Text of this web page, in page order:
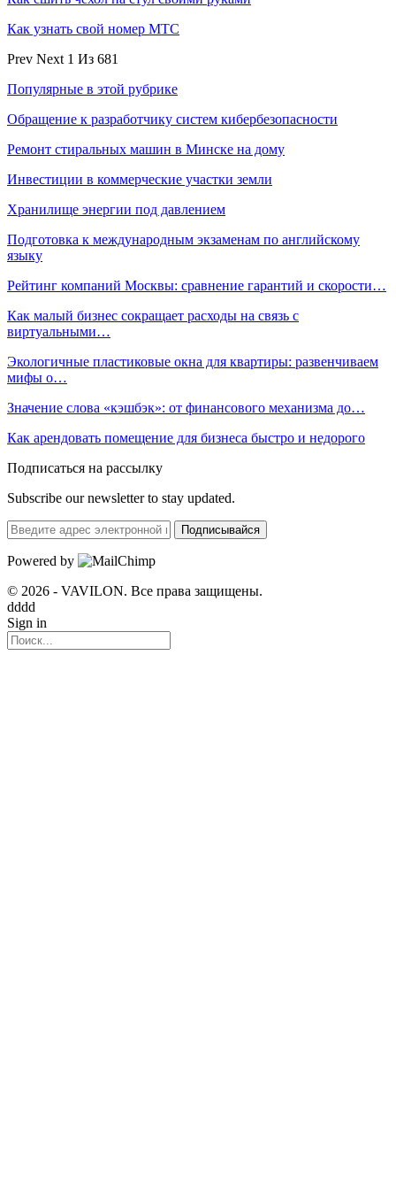
Как узнать свой номер МТС
Prev Next 1 Из 681
Популярные в этой рубрике
Обращение к разработчику систем кибербезопасности
Ремонт стиральных машин в Минске на дому
Инвестиции в коммерческие участки земли
Хранилище энергии под давлением
Подготовка к международным экзаменам по английскому
языку
Рейтинг компаний Москвы: сравнение гарантий и скорости…
Как малый бизнес сокращает расходы на связь с
виртуальными…
Экологичные пластиковые окна для квартиры: развенчиваем
мифы о…
Значение слова «кэшбэк»: от финансового механизма до…
Как арендовать помещение для бизнеса быстро и недорого
Подписаться на рассылку
Subscribe our newsletter to stay updated.
Подписывайся
Powered by
© 2026 - VAVILON. Все права защищены.
dddd
Sign in